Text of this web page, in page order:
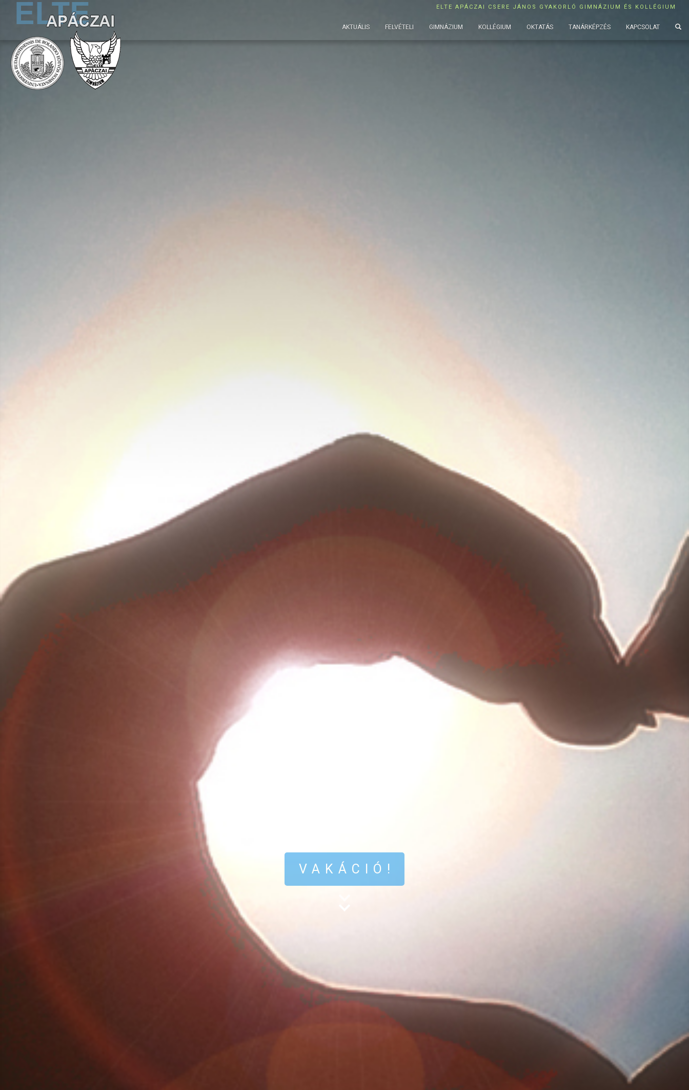
ELTE APÁCZAI CSERE JÁNOS GYAKORLÓ GIMNÁZIUM ÉS KOLLÉGIUM
AKTUÁLIS FELVÉTELI GIMNÁZIUM KOLLÉGIUM OKTATÁS TANÁRKÉPZÉS KAPCSOLAT
VAKÁCIÓ!